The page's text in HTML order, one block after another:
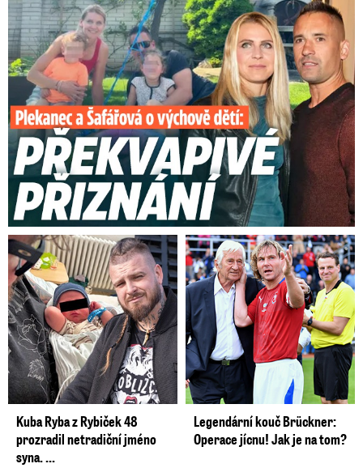
Plekanec a Šafářová o výchově dětí: Překvapivé přiznání
Kuba Ryba z Rybiček 48
prozradil netradiční jméno
syna. ...
Legendární kouč Brückner:
Operace jícnu! Jak je na tom?